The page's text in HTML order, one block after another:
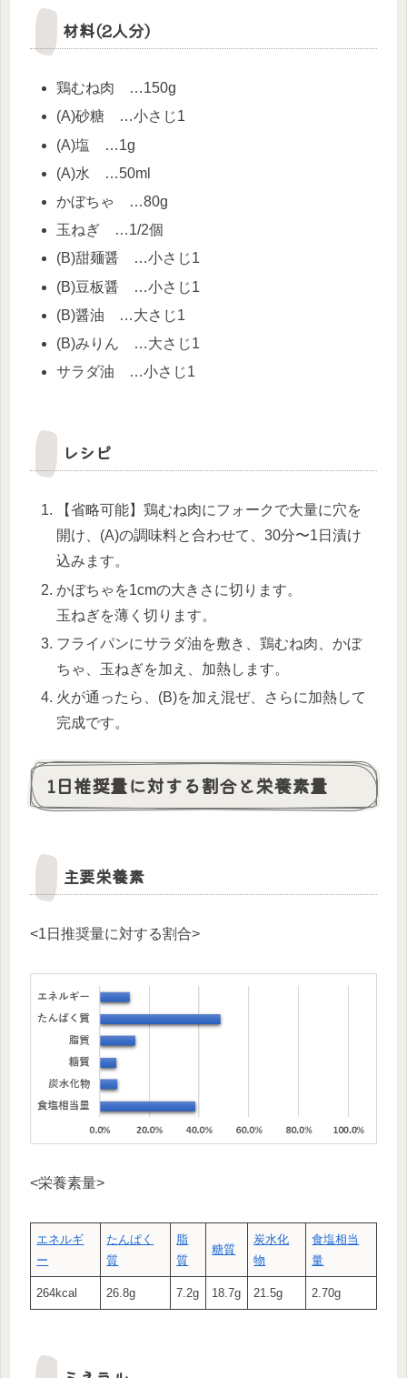
材料(2人分)
鶏むね肉 …150g
(A)砂糖 …小さじ1
(A)塩 …1g
(A)水 …50ml
かぼちゃ …80g
玉ねぎ …1/2個
(B)甜麺醤 …小さじ1
(B)豆板醤 …小さじ1
(B)醤油 …大さじ1
(B)みりん …大さじ1
サラダ油 …小さじ1
レシピ
【省略可能】鶏むね肉にフォークで大量に穴を
開け、(A)の調味料と合わせて、30分〜1日漬け
込みます。
かぼちゃを1cmの大きさに切ります。
玉ねぎを薄く切ります。
フライパンにサラダ油を敷き、鶏むね肉、かぼ
ちゃ、玉ねぎを加え、加熱します。
火が通ったら、(B)を加え混ぜ、さらに加熱して
完成です。
1日推奨量に対する割合と栄養素量
主要栄養素
<1日推奨量に対する割合>
<栄養素量>
エネルギ
ー
たんぱく
質
脂
質
糖質
炭水化
物
食塩相当
量
264kcal 26.8g 7.2g 18.7g 21.5g 2.70g